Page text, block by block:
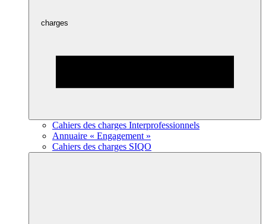
charges
Cahiers des charges Interprofessionnels
Annuaire « Engagement »
Cahiers des charges SIQO